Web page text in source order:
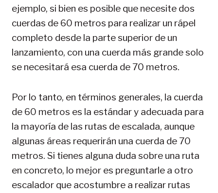
ejemplo, si bien es posible que necesite dos
cuerdas de 60 metros para realizar un rápel
completo desde la parte superior de un
lanzamiento, con una cuerda más grande solo
se necesitará esa cuerda de 70 metros.
Por lo tanto, en términos generales, la cuerda
de 60 metros es la estándar y adecuada para
la mayoría de las rutas de escalada, aunque
algunas áreas requerirán una cuerda de 70
metros. Si tienes alguna duda sobre una ruta
en concreto, lo mejor es preguntarle a otro
escalador que acostumbre a realizar rutas